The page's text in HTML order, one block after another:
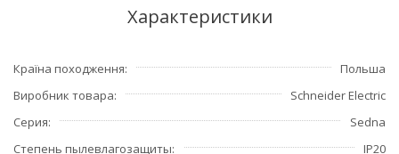
Характеристики
Країна походження
Польша
Виробник товара
Schneider Electric
Серия
Sedna
Степень пылевлагозащиты
IP20